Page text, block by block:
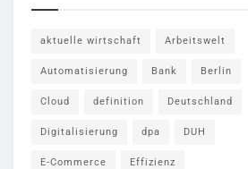
aktuelle wirtschaft Arbeitswelt
Automatisierung Bank Berlin
Cloud definition Deutschland
Digitalisierung dpa DUH
E-Commerce Effizienz